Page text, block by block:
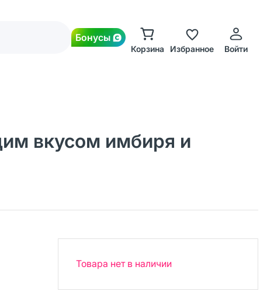
Бонусы
Корзина Избранное Войти
вкусом имбиря и
Товара нет в наличии